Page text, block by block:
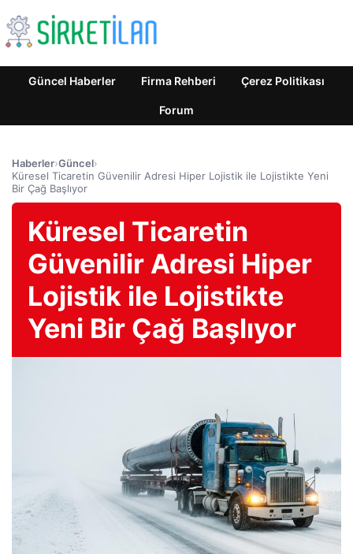
Güncel Haberler Firma Rehberi Çerez Politikası
Forum
Haberler›Güncel›
Küresel Ticaretin Güvenilir Adresi Hiper Lojistik ile Lojistikte Yeni
Bir Çağ Başlıyor
Küresel Ticaretin
Güvenilir Adresi Hiper
Lojistik ile Lojistikte
Yeni Bir Çağ Başlıyor